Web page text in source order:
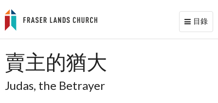
Toggle
目錄
賣主的猶大
Judas, the Betrayer